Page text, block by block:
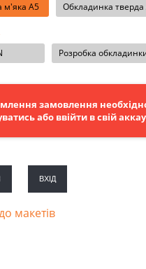
м'яка А5 Обкладинка
Розробка
замовлення
або ввійти в свій
ВХІД
макетів